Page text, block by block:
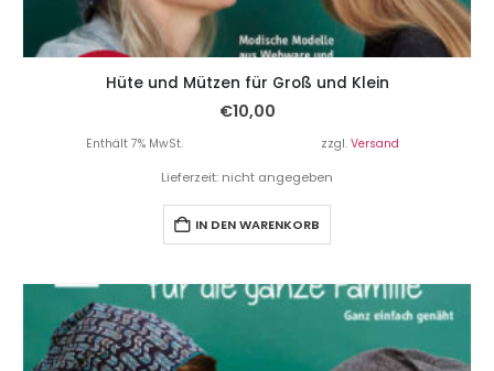
Hüte und Mützen für Groß und Klein
€10,00
Enthält 7% MwSt. zzgl. Versand
Lieferzeit: nicht angegeben
IN DEN WARENKORB